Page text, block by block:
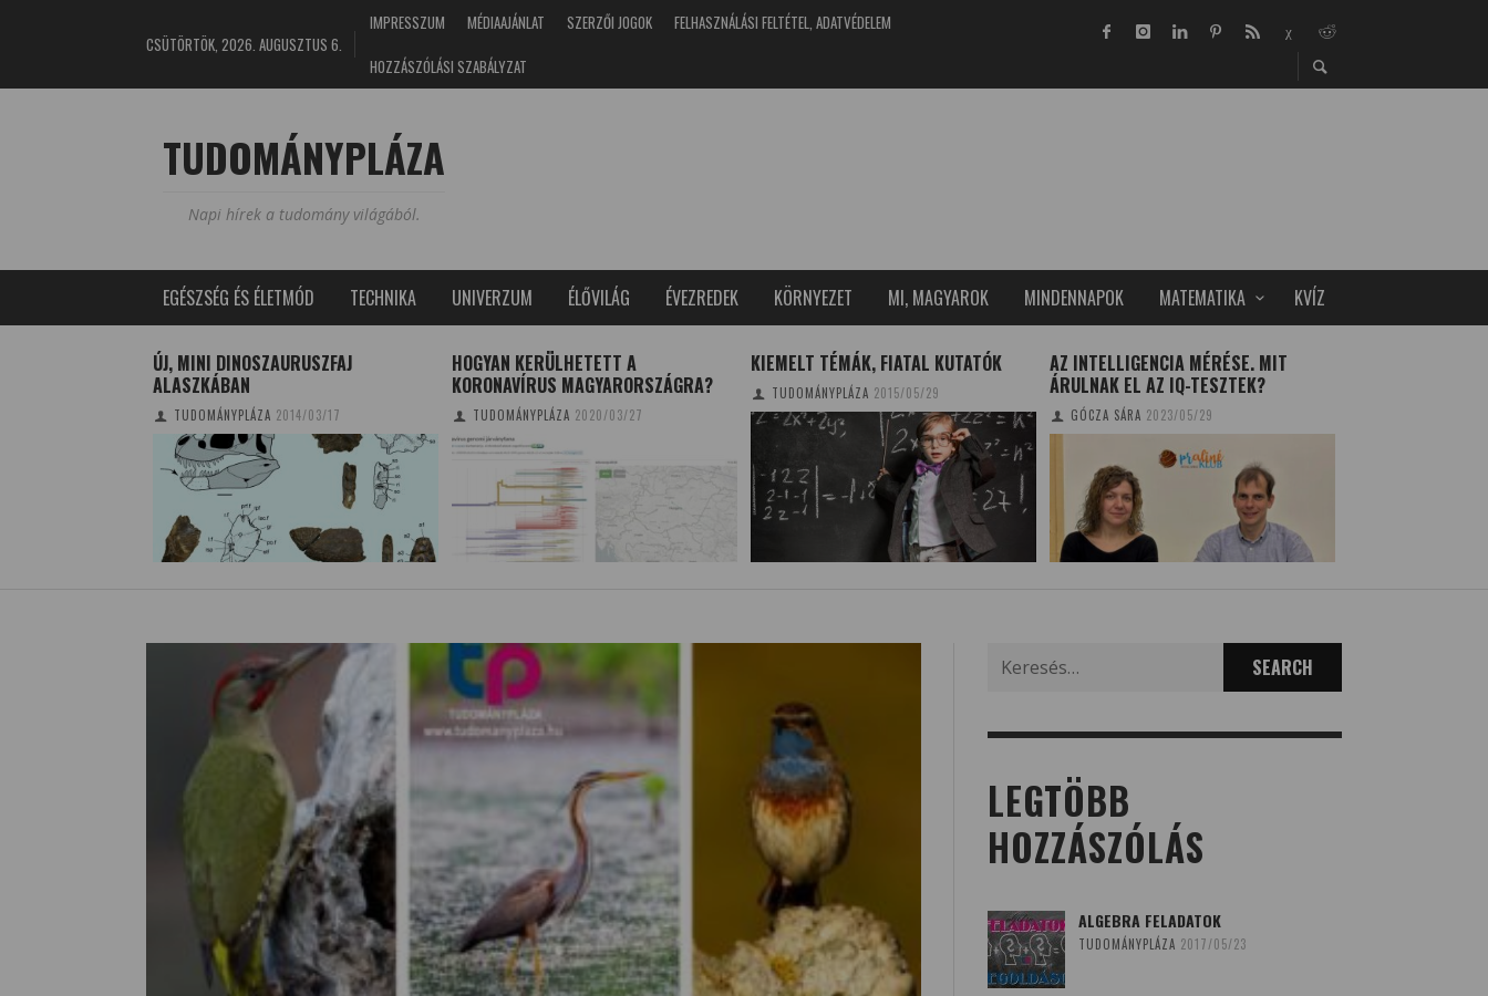
CSÜTÖRTÖK, 2026. AUGUSZTUS 6.
IMPRESSZUM MÉDIAAJÁNLAT SZERZŐI JOGOK
FELHASZNÁLÁSI FELTÉTEL, ADATVÉDELEM
HOZZÁSZÓLÁSI SZABÁLYZAT
TUDOMÁNYPLÁZA
Napi hírek a tudomány világából.
EGÉSZSÉG ÉS ÉLETMÓD TECHNIKA UNIVERZUM ÉLŐVILÁG ÉVEZREDEK KÖRNYEZET MI, MAGYAROK MINDENNAPOK MATEMATIKA KVÍZ
ÚJ, MINI DINOSZAURUSZFAJ
ALASZKÁBAN
TUDOMÁNYPLÁZA 2014/03/17
HOGYAN KERÜLHETETT A
KORONAVÍRUS MAGYARORSZÁGRA?
TUDOMÁNYPLÁZA 2020/03/27
KIEMELT TÉMÁK, FIATAL KUTATÓK
TUDOMÁNYPLÁZA 2015/05/29
AZ INTELLIGENCIA MÉRÉSE. MIT
ÁRULNAK EL AZ IQ-TESZTEK?
GÓCZA SÁRA 2023/05/29
for:
LEGTÖBB
HOZZÁSZÓLÁS
ALGEBRA FELADATOK
TUDOMÁNYPLÁZA 2017/05/23